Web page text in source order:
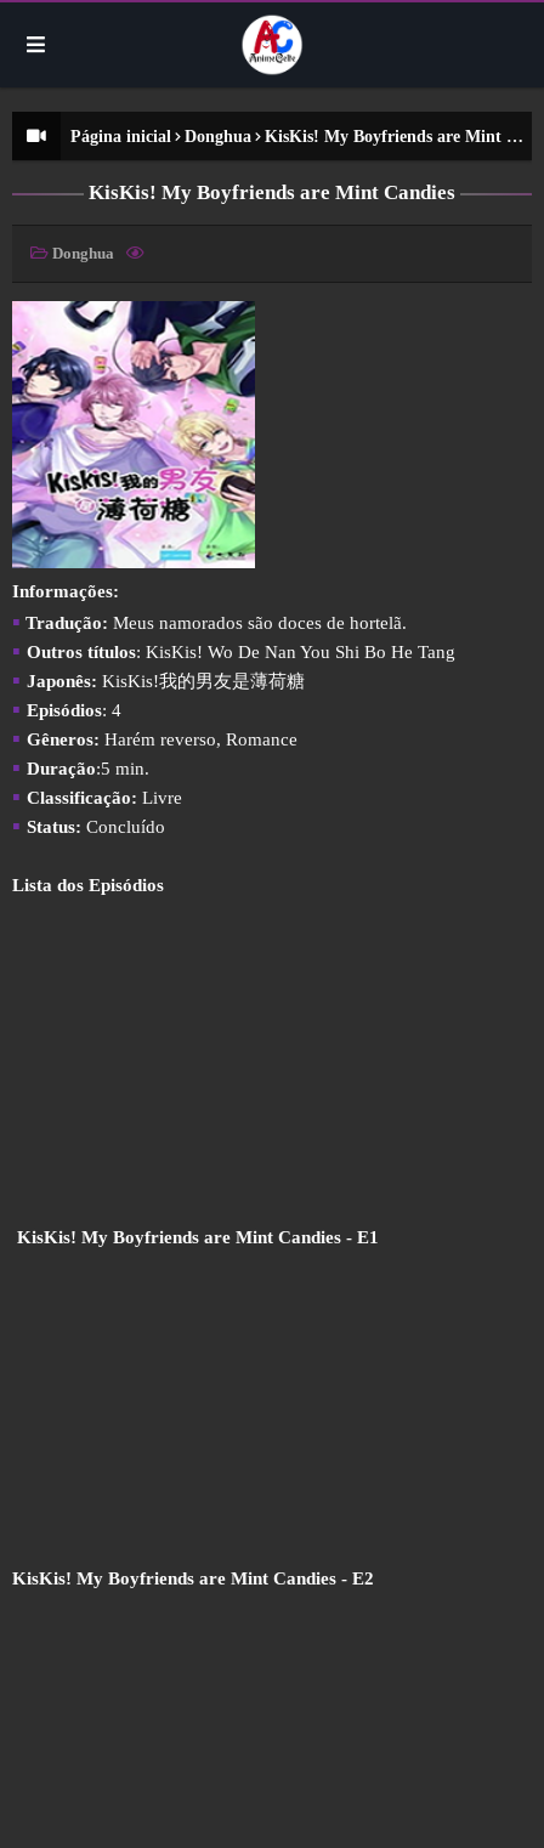
Página inicial Donghua KisKis! My Boyfriends are Mint Candies
KisKis! My Boyfriends are Mint Candies
Donghua
Informações:
▪ Tradução: Meus namorados são doces de hortelã.
▪ Outros títulos: KisKis! Wo De Nan You Shi Bo He Tang
▪ Japonês: KisKis!我的男友是薄荷糖
▪ Episódios: 4
▪ Gêneros: Harém reverso, Romance
▪ Duração:5 min.
▪ Classificação: Livre
▪ Status: Concluído
Lista dos Episódios
KisKis! My Boyfriends are Mint Candies - E1
KisKis! My Boyfriends are Mint Candies - E2